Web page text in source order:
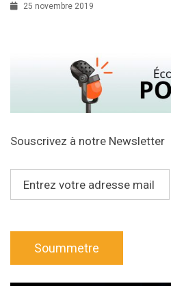
25 novembre 2019
Souscrivez à notre Newsletter